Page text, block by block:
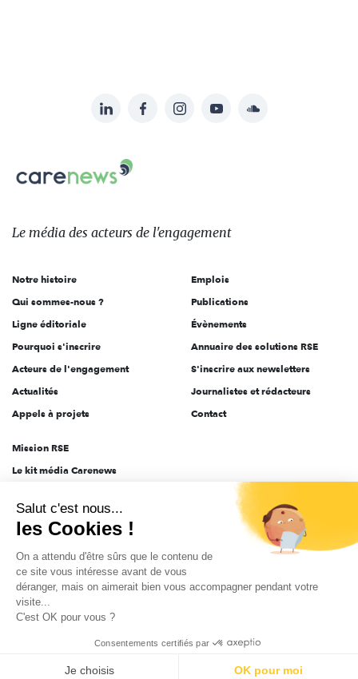
sur:
LinkedInFacebookInstagramYouTubeSoundcloud
Carenews,
Le
des
l'engagement
Le média des acteurs de l'engagement
Notre histoire
Qui sommes-nous ?
Ligne éditoriale
Pourquoi s'inscrire
Acteurs de l'engagement
Actualités
Appels à projets
Emplois
Publications
Évènements
Annuaire des solutions RSE
S'inscrire aux newsletters
Journalistes et rédacteurs
Contact
Mission RSE
Le kit média Carenews
AEF info
Novethic
PRODURABLE
Inclusiv Day
Données personnelles Mentions légales 2025-2026 Tout droits réservés
Salut c'est nous...
les Cookies !
On a attendu d'être sûrs que le contenu de
ce site vous intéresse avant de vous
déranger, mais on aimerait bien vous accompagner pendant votre
visite...
C'est OK pour vous ?
Consentements certifiés par
Je choisis OK pour moi